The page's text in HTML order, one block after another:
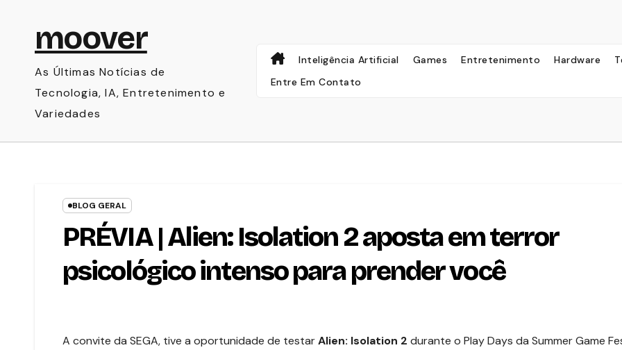
contentmoover
As Últimas Notícias de
Tecnologia, IA, Entretenimento e
Variedades
Inteligência Artificial Games Entretenimento Hardware
Entre Em Contato
BLOG GERAL
PRÉVIA | Alien: Isolation 2 aposta em terror
psicológico intenso para prender você
A convite da SEGA, tive a oportunidade de testarAlien: Isolation 2 durante o Play Days da Summer Game